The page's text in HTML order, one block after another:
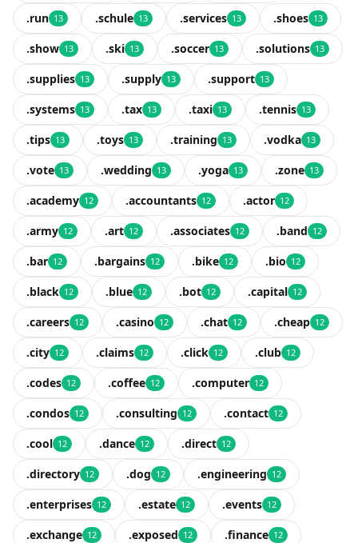
.run 13 .schule 13 .services 13 .shoes 13
.show 13 .ski 13 .soccer 13 .solutions 13
.supplies 13 .supply 13 .support 13
.systems 13 .tax 13 .taxi 13 .tennis 13
.tips 13 .toys 13 .training 13 .vodka 13
.vote 13 .wedding 13 .yoga 13 .zone 13
.academy 12 .accountants 12 .actor 12
.army 12 .art 12 .associates 12 .band 12
.bar 12 .bargains 12 .bike 12 .bio 12
.black 12 .blue 12 .bot 12 .capital 12
.careers 12 .casino 12 .chat 12 .cheap 12
.city 12 .claims 12 .click 12 .club 12
.codes 12 .coffee 12 .computer 12
.condos 12 .consulting 12 .contact 12
.cool 12 .dance 12 .direct 12
.directory 12 .dog 12 .engineering 12
.enterprises 12 .estate 12 .events 12
.exchange 12 .exposed 12 .finance 12